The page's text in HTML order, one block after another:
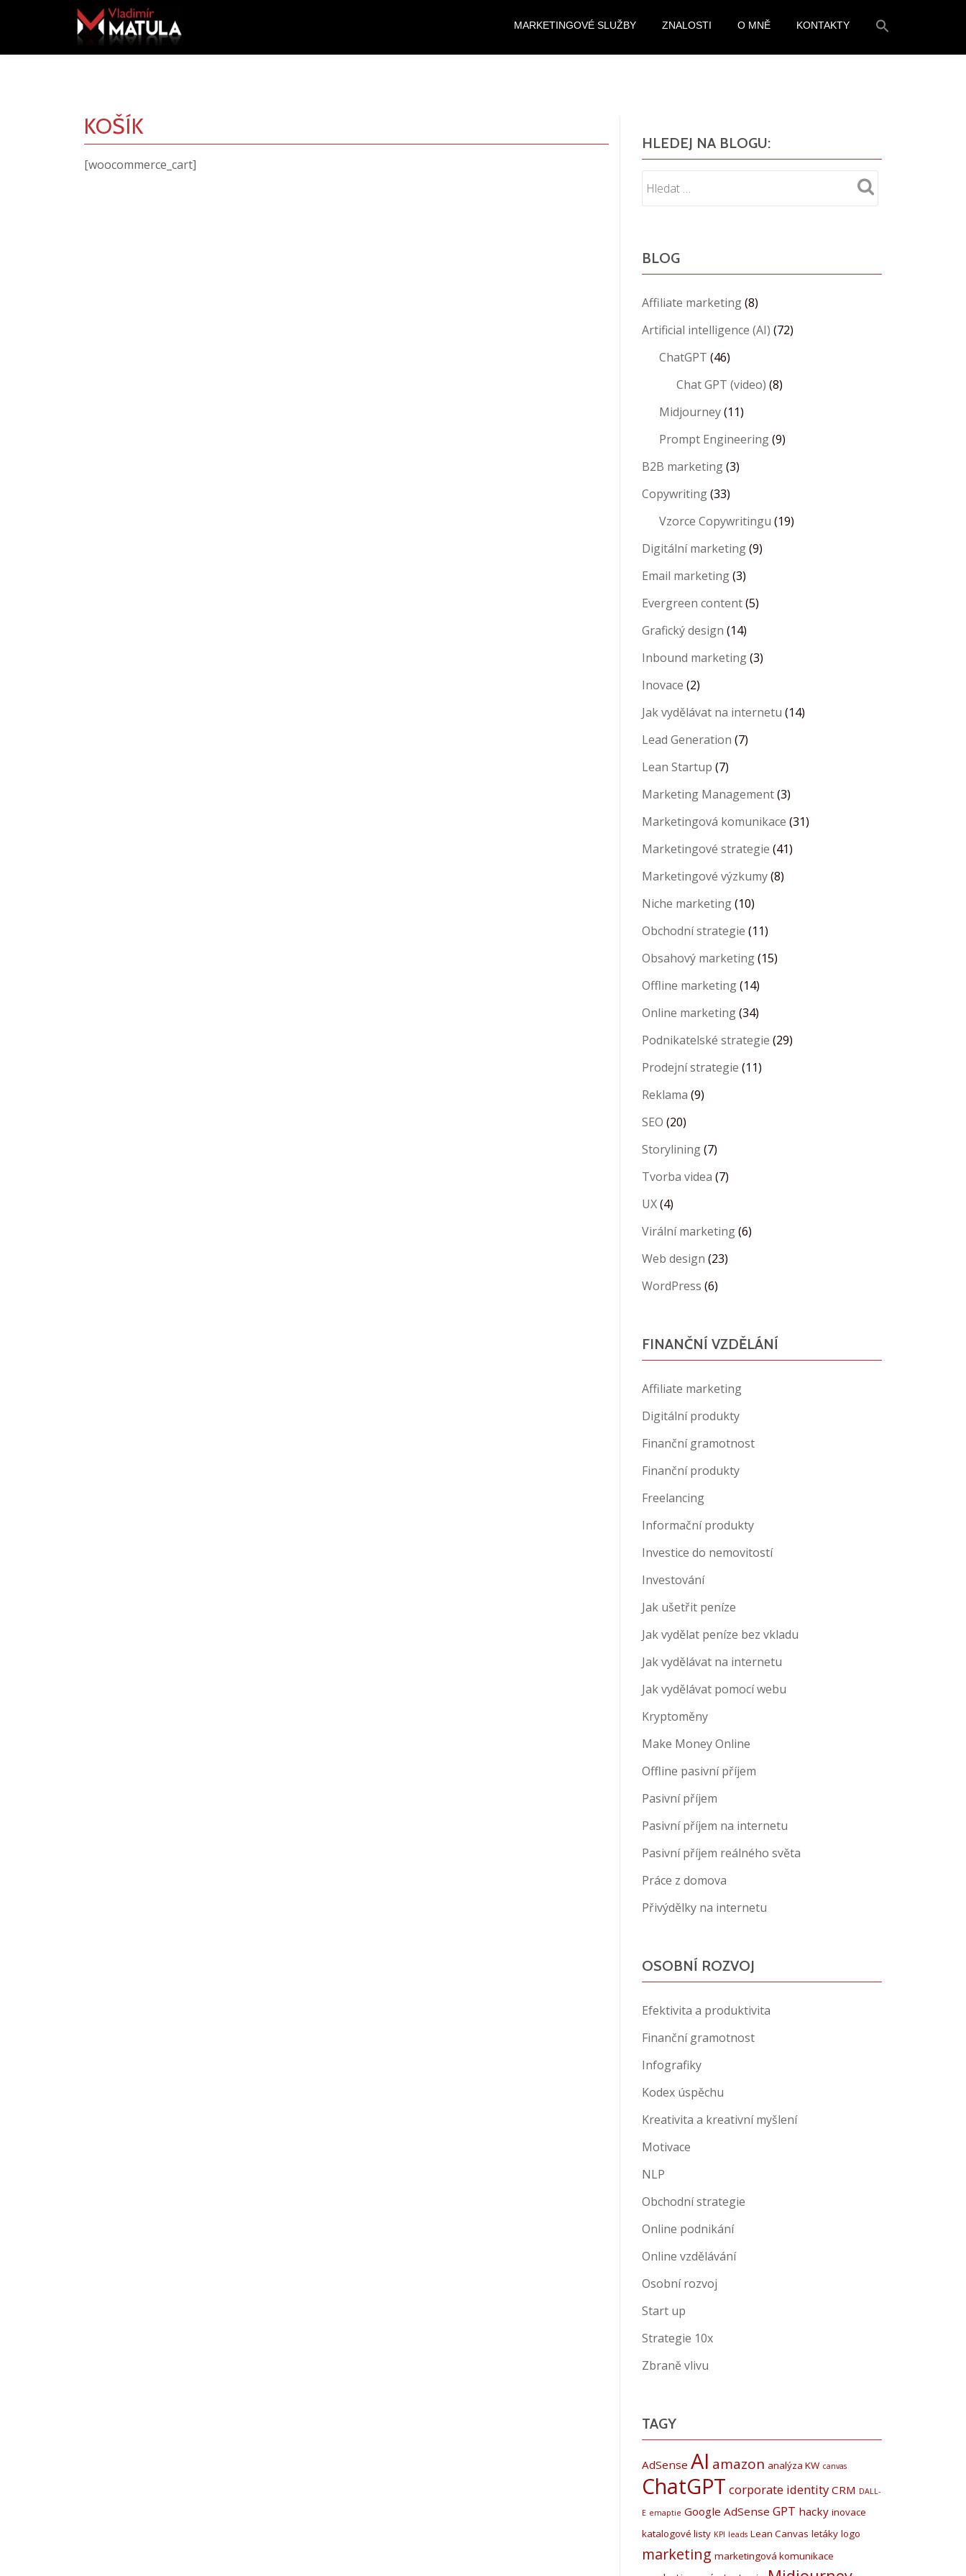
na
MARKETINGOVÉ SLUŽBY ZNALOSTI O MNĚ KONTAKTY
KOŠÍK
[woocommerce_cart]
HLEDEJ NA BLOGU:
BLOG
Affiliate marketing(8)
Artificial intelligence (AI) (72)
ChatGPT (46)
Chat GPT (video) (8)
Midjourney(11)
Prompt Engineering(9)
B2B marketing(3)
Copywriting(33)
Vzorce Copywritingu (19)
Digitální marketing(9)
Email marketing(3)
Evergreen content(5)
Grafický design (14)
Inbound marketing(3)
Inovace (2)
Jak vydělávat na internetu (14)
Lead Generation (7)
Lean Startup (7)
Marketing Management(3)
Marketingová komunikace (31)
Marketingové strategie (41)
Marketingové výzkumy(8)
Niche marketing(10)
Obchodní strategie (11)
Obsahový marketing(15)
Offline marketing(14)
Online marketing(34)
Podnikatelské strategie (29)
Prodejní strategie (11)
Reklama (9)
SEO (20)
Storylining(7)
Tvorba videa (7)
UX(4)
Virální marketing(6)
Web design (23)
WordPress (6)
FINANČNÍ VZDĚLÁNÍ
Affiliate marketing
Digitální produkty
Finanční gramotnost
Finanční produkty
Freelancing
Informační produkty
Investice do nemovitostí
Investování
Jak ušetřit peníze
Jak vydělat peníze bez vkladu
Jak vydělávat na internetu
Jak vydělávat pomocí webu
Kryptoměny
Make Money Online
Offline pasivní příjem
Pasivní příjem
Pasivní příjem na internetu
Pasivní příjem reálného světa
Práce z domova
Přivýdělky na internetu
OSOBNÍ ROZVOJ
Efektivita a produktivita
Finanční gramotnost
Infografiky
Kodex úspěchu
Kreativita a kreativní myšlení
Motivace
NLP
Obchodní strategie
Online podnikání
Online vzdělávání
Osobní rozvoj
Start up
Strategie 10x
Zbraně vlivu
TAGY
AdSense AI amazon analýza KW canvas
ChatGPT corporate identity CRM DALL-
E emaptie Google AdSense GPT hacky inovace
katalogové listy KPI leads Lean Canvas letáky logo
marketing marketingová komunikace